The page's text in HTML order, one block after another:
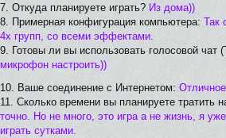
7. Откуда планируете играть? Из дома))
8. Примерная конфигурация компьютера: Так
4х групп, со всеми эффектами.
9. Готовы ли вы использовать голосовой чат
микрофон настроить))
10. Ваше соединение с Интернетом:
11. Сколько времени вы планируете тратить
точно. Но не много, это игра а не жизнь, я
играть сутками.